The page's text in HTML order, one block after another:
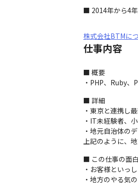
■ 2014年から4
株式会社BTMに
仕事内容
■ 概要
・PHP、Ruby
■ 詳細
・東京と連携し
・IT未経験者、
・地元自治体の
上記のように、
■ この仕事の面
・お客様といっ
・地方のやる気